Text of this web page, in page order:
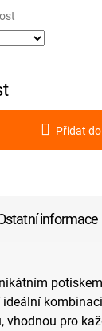
Přidat
informace
vhodnou pro